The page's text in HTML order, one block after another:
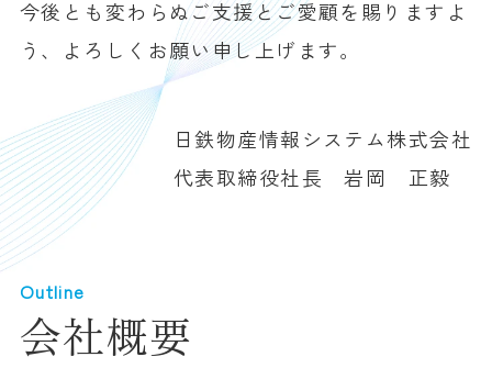
今後とも変わらぬご支援とご愛顧を賜りますよ
う、よろしくお願い申し上げます。
日鉄物産情報システム株式会社
代表取締役社長 岩岡 正毅
Outline
会社概要